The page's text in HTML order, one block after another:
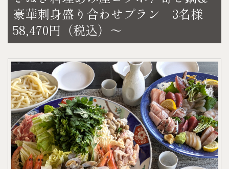
※写真はイメージです。内容が変わる場合がありま
す。
♬サプライズ・記念日のご相談承ります♬
ズ、、、などの特別な演出に！
ご予算等に応じて相談承ります。ご希望の場合はお
気軽にお問い合わせください。
●B.アルコール…1本
●C.ソフトドリンク…1本
上記の計3本をお選びいただけます。
※お酒をお召しにならない方はCより2本+Dをお付け
します。
＜宿泊＞
平日 41,800円（税込）
土・日・祝日 49,500円（税込）
＜お食事＞
デラックスセット（4人前）30,000円（税込）
＜料金＞
ただく場合がございます。予めご理解ご了承くださ
い。
【お好みのドリンク】
・アサヒ オフ（発泡酒）
・キリン 淡麗極上〈生〉（発泡酒）
・キリン 氷結（レモン・グレープフルーツ）
・サントリー 角ハイボール
・ほろよい（カシオレ・白いサワー・もも）
・檸檬堂（定番）
各350㎖
〈B.アルコール〉
観音寺にある人気居酒屋『あみ屋』さん。
ゲストハウスでの夕食時間を、贅沢な料理で更に特
別なものにしてみてはいかがでしょうか♪
【セット内容】
・寄せ鍋（うどん付）
・刺身盛り合わせ
【お好みのドリンク】
〈A.アルコール〉
・アサヒ オフ（発泡酒）
・キリン 淡麗極上〈生〉（発泡酒）
・キリン 氷結（レモン・グレープフルーツ）
豪華刺身盛り合わせプラン 3名様
58,470円（税込）～